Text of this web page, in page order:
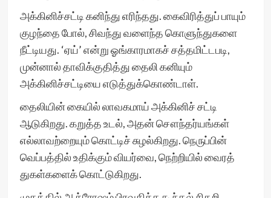
அக்கினிச்சட்டி கனிந்து எரிந்தது. கைவிரித்துப் பாயும்
குழந்தை போல், சிவந்து வளைந்த கொளுந்துகளை
நீட்டியது. ‘ஏய்’ என்று ஓங்காரமாகச் சத்தமிட்டபடி,
முன்னால் தாவிக்குதித்து தைலி கனியும்
அக்கினிச்சட்டியை எடுத்துக்கொண்டாள்.
தைலியின் கையில் லாவகமாய் அக்கினிச் சட்டி
ஆடுகிறது. கறுத்த உடல், அதன் சௌந்தர்யங்கள்
எல்லாவற்றையும் கொட்டிச் சுழல்கிறது. நெருப்பின்
வெப்பத்தில் உதிக்கும் வியர்வை, நெற்றியில் வைரத்
துகள்களைக் கொட்டுகிறது.